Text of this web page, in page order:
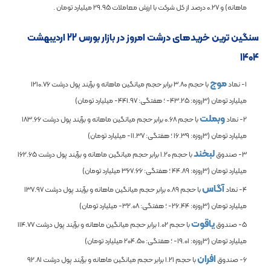
ماهانه) و0.27درصد از کل شرکت با ارزش معاملات29.95میلیارد تومان .
سنگین ترین خریدهای درشت امروز در بازار بورس 22 اردیبهشت
1404
1- نماد موجبا حجم3.80برابر حجم میانگین ماهانه و برآیند پول درشت1210.76
میلیارد تومان (3روزه:
-43.25؛ هفتگی:-441.97میلیارد تومان)
2- نماد
وبملتبا حجم0.68برابر حجم میانگین ماهانه و برآیند پول درشت183.66
میلیارد تومان (3روزه:
16.39؛ هفتگی:-11.37میلیارد تومان)
3- صندوق
لبخندبا حجم1.20برابر حجم میانگین ماهانه و برآیند پول درشت162.65
میلیارد تومان (3روزه:
44.89؛ هفتگی:367.66میلیارد تومان)
4- نماد
آگاسبا حجم0.89برابر حجم میانگین ماهانه و برآیند پول درشت137.97
میلیارد تومان (3روزه:
-26.44؛ هفتگی:-32.08میلیارد تومان)
5- صندوق
یاقوتبا حجم1.02برابر حجم میانگین ماهانه و برآیند پول درشت114.77
میلیارد تومان (3روزه:
-19.01؛ هفتگی:204.50میلیارد تومان)
6- صندوق
افرانبا حجم1.21برابر حجم میانگین ماهانه و برآیند پول درشت92.81